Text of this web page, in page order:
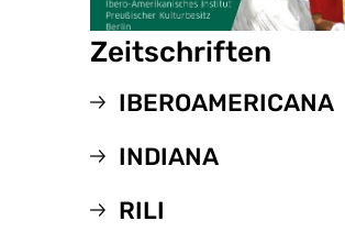
Zeitschriften
IBEROAMERICANA
INDIANA
RILI